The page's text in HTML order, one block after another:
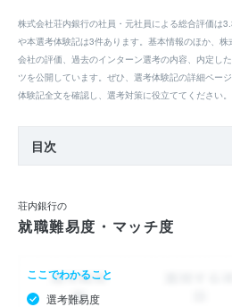
株式会社荘内銀行の社員・元社員による総合評価は
や本選考体験記は3件あります。基本情報のほか、
会社の評価、過去のインターン選考の内容、内定し
ツを公開しています。ぜひ、選考体験記の詳細ペー
体験記全文を確認し、選考対策に役立ててください。
目次
荘内銀行の
就職難易度・マッチ度
ここでわかること
選考難易度